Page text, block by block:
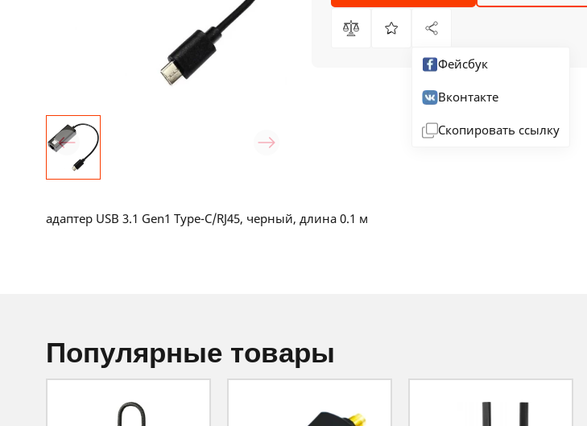
Фейсбук
Вконтакте
Скопировать ссылку
адаптер USB 3.1 Gen1 Type-C/RJ45, черный, длина 0.1 м
популярные товары